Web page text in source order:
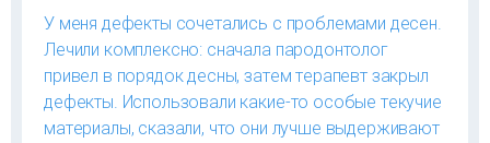
У меня дефекты сочетались с проблемами десен.
Лечили комплексно: сначала пародонтолог
привел в порядок десны, затем терапевт закрыл
дефекты. Использовали какие-то особые текучие
материалы, сказали, что они лучше выдерживают